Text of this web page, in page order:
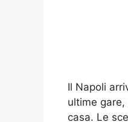
Il Napoli
ultime gare,
casa. Le